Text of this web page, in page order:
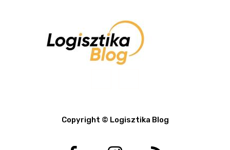
Copyright © Logisztika Blog